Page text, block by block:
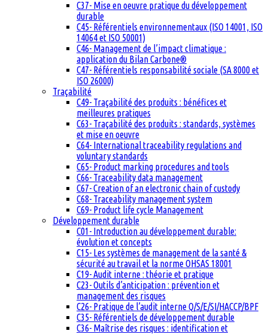
C37- Mise en oeuvre pratique du développement
durable
C45- Référentiels environnementaux (ISO 14001, ISO
14064 et ISO 50001)
C46- Management de l’impact climatique :
application du Bilan Carbone®
C47- Référentiels responsabilité sociale (SA 8000 et
ISO 26000)
Traçabilité
C49- Traçabilité des produits : bénéfices et
meilleures pratiques
C63- Traçabilité des produits : standards, systèmes
et mise en oeuvre
C64- International traceability regulations and
voluntary standards
C65- Product marking procedures and tools
C66- Traceability data management
C67- Creation of an electronic chain of custody
C68- Traceability management system
C69- Product life cycle Management
Développement durable
C01- Introduction au développement durable:
évolution et concepts
C15- Les systèmes de management de la santé &
sécurité au travail et la norme OHSAS 18001
C19- Audit interne : théorie et pratique
C23- Outils d’anticipation : prévention et
management des risques
C26- Pratique de l’audit interne Q/S/E/SI/HACCP/BPF
C35- Référentiels de développement durable
C36- Maîtrise des risques : identification et